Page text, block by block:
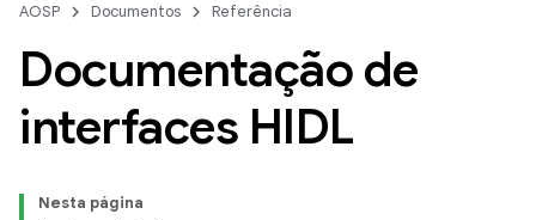
AOSP Documentos Referência
Documentação de
interfaces HIDL
Nesta página